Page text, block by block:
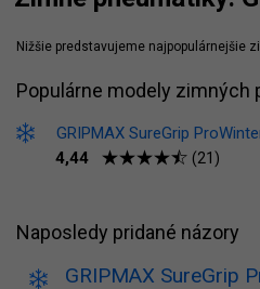
Nižšie predstavujeme najpopulárnejšie
Populárne modely zimných
GRIPMAX SureGrip
4,44
(21)
Naposledy pridané názory
GRIPMAX SureGrip